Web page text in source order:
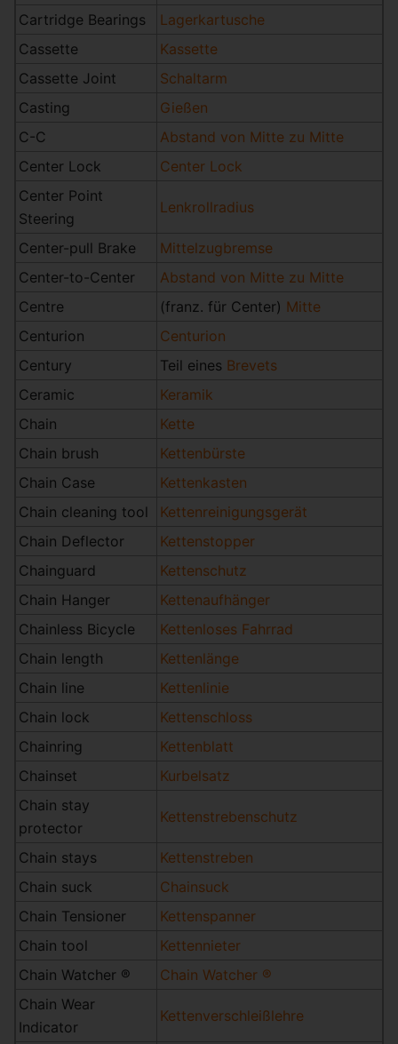
Cartridge Bearings
Lagerkartusche
Cassette
Kassette
Cassette Joint
Schaltarm
Casting
Gießen
C-C
Abstand von Mitte zu Mitte
Center Lock
Center Lock
Center Point
Steering
Lenkrollradius
Center-pull Brake
Mittelzugbremse
Center-to-Center
Abstand von Mitte zu Mitte
Centre
(franz. für Center) Mitte
Centurion
Centurion
Century
Teil eines Brevets
Ceramic
Keramik
Chain
Kette
Chain brush
Kettenbürste
Chain Case
Kettenkasten
Chain cleaning tool
Kettenreinigungsgerät
Chain Deflector
Kettenstopper
Chainguard
Kettenschutz
Chain Hanger
Kettenaufhänger
Chainless Bicycle
Kettenloses Fahrrad
Chain length
Kettenlänge
Chain line
Kettenlinie
Chain lock
Kettenschloss
Chainring
Kettenblatt
Chainset
Kurbelsatz
Chain stay
protector
Kettenstrebenschutz
Chain stays
Kettenstreben
Chain suck
Chainsuck
Chain Tensioner
Kettenspanner
Chain tool
Kettennieter
Chain Watcher ®
Chain Watcher ®
Chain Wear
Indicator
Kettenverschleißlehre